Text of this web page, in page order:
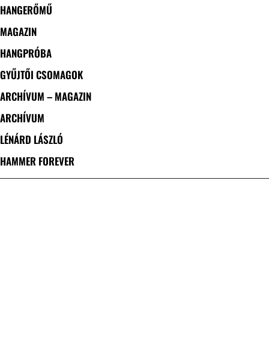
HANGERŐMŰ
MAGAZIN
HANGPRÓBA
GYŰJTŐI CSOMAGOK
ARCHÍVUM – MAGAZIN
ARCHÍVUM
LÉNÁRD LÁSZLÓ
HAMMER FOREVER